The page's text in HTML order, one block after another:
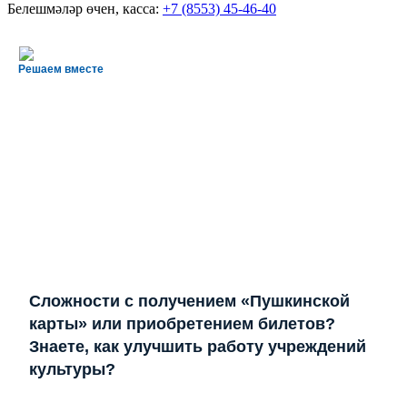
Белешмәләр өчен, касса: +7 (8553) 45-46-40
Решаем вместе
Сложности с получением «Пушкинской
карты» или приобретением билетов?
Знаете, как улучшить работу учреждений
культуры?